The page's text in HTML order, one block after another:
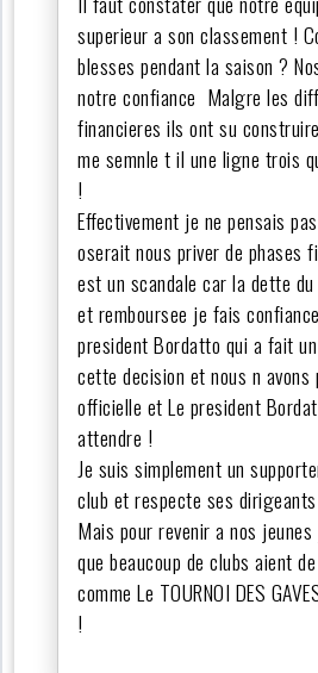
superieur a son classement !
blesses pendant la saison ?
notre confiance Malgre les
financieres ils ont su
me semnle t il une ligne trois
!
Effectivement je ne pensais pas
oserait nous priver de phases
est un scandale car la dette du
et remboursee je fais
president Bordatto qui a fait
cette decision et nous n avons
officielle et Le president
attendre !
Je suis simplement un
club et respecte ses
Mais pour revenir a nos
que beaucoup de clubs aient
comme Le TOURNOI DES
!